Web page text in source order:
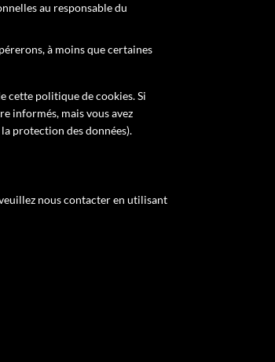
au responsable du
à moins que certaines
cette politique de cookies. Si
informés, mais vous avez
protection des données).
nous contacter en utilisant